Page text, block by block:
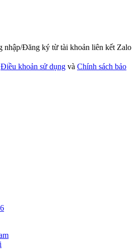
nhập/Đăng ký từ tài khoản liên kết Zalo
Điều khoản sử dụng và Chính sách bảo